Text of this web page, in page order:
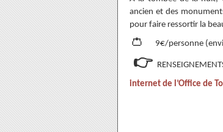
ancien et des
pour faire ressortir la
👛 9€/personne
👉
internet de l’Office de